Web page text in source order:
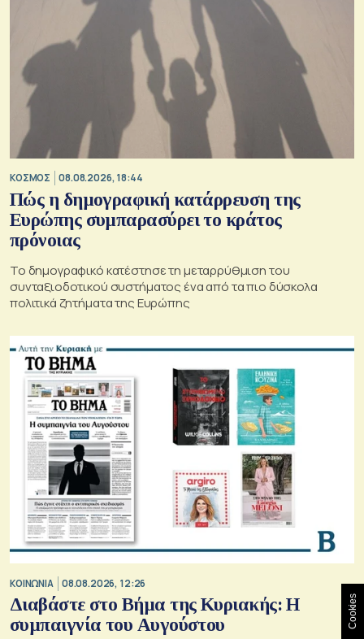
ΚΟΣΜΟΣ 08.08.2026, 18:44
Πώς η δημογραφική κατάρρευση της
Ευρώπης συμπαρασύρει το κράτος
πρόνοιας
Το δημογραφικό κατέστησε τη μεταρρύθμιση του
συνταξιοδοτικού συστήματος ένα από τα πιο δύσκολα
πολιτικά ζητήματα της Ευρώπης
ΚΟΙΝΩΝΙΑ 08.08.2026, 12:26
Διαβάστε στο Βήμα της Κυριακής: Η
συμπαιγνία του Αυγούστου
Cookies